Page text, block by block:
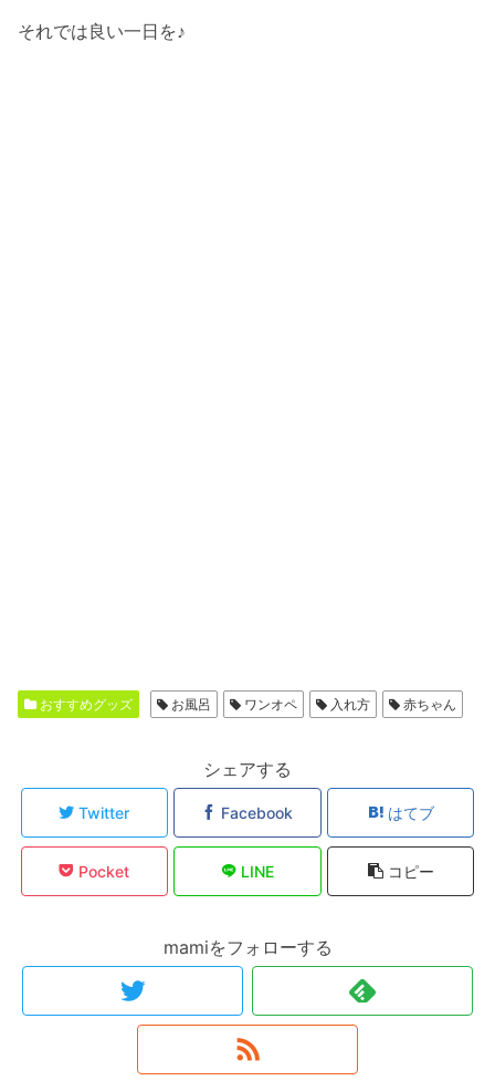
それでは良い一日を♪
おすすめグッズ お風呂 ワンオペ 入れ方 赤ちゃん
シェアする
Twitter Facebook はてブ
Pocket LINE コピー
mamiをフォローする